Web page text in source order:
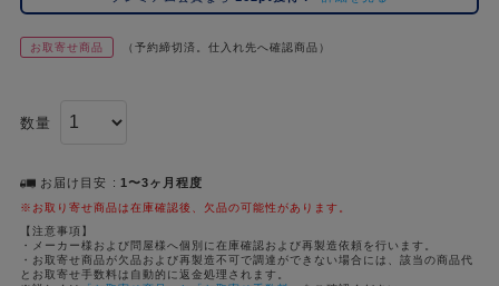
イ
ズ
注
ー
ー
ド
1位 #ポケットモンスター（ポケモン） 4位 #名探偵コナン #Dr.STONE（ドクターストーン）
お取寄せ商品 （予約締切済。仕入れ先へ確認商品）
数量
お届け目安 1〜3ヶ月程度
※お取り寄せ商品は在庫確認後、欠品の可能性があります。
【注意事項】
・メーカー様および問屋様へ個別に在庫確認および再製造依頼を行います。
・お取寄せ商品が欠品および再製造不可で調達ができない場合には、該当の商品代
とお取寄せ手数料は自動的に返金処理されます。